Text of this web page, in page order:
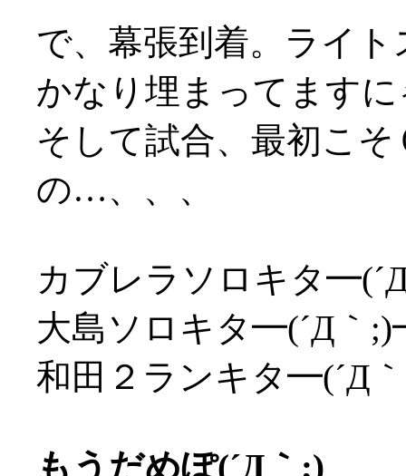
で、幕張到着。ライ
かなり埋まってます
そして試合、最初こ
の…、、、
カブレラソロキタ
大島ソロキタ━(´Д｀
和田２ランキタ━(´Д
もうだめぽ(´Д｀;)